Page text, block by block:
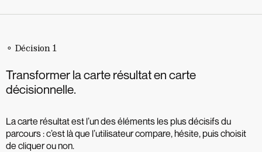
⚬ Décision 1
Transformer la carte résultat en carte
décisionnelle.
La carte résultat est l’un des éléments les plus décisifs du
parcours : c’est là que l’utilisateur compare, hésite, puis choisit
de cliquer ou non.